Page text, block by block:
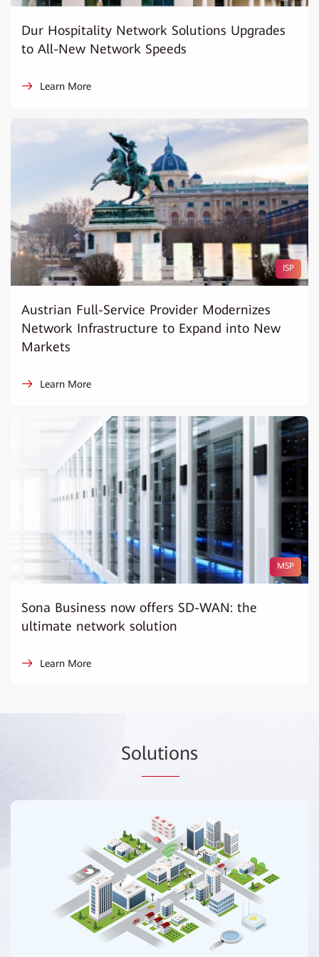
Dur Hospitality Network Solutions Upgrades
to All-New Network Speeds
Learn More
ISP
Austrian Full-Service Provider Modernizes
Network Infrastructure to Expand into New
Markets
Learn More
MSP
Sona Business now offers SD-WAN: the
ultimate network solution
Learn More
Solutions